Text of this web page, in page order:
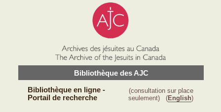
Bibliothèque des AJC
Bibliothèque en ligne -
Portail de recherche
(consultation sur place
seulement) (English)